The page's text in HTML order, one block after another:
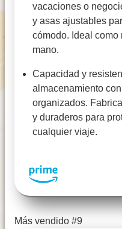
vacaciones o
y asas ajustables
cómodo. Ideal
mano.
Capacidad y
almacenamiento
organizados.
y duraderos para
cualquier viaje.
Más vendido #9